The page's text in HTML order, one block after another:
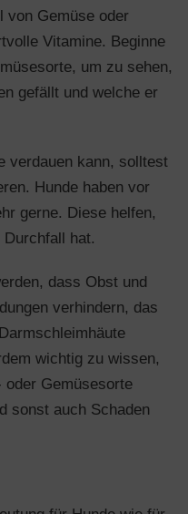
von Gemüse oder
Vitamine. Beginne
um zu sehen,
gefällt und welche er
verdauen kann, solltest
Hunde haben vor
gerne. Diese helfen,
hat.
dass Obst und
verhindern, das
wichtig zu wissen,
oder Gemüsesorte
sonst auch Schaden